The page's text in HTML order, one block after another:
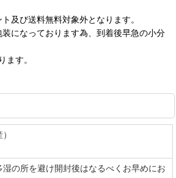
及び送料無料対象外となります。
になっております為、到着後早急の小分
す。
の所を避け開封後はなるべくお早めにお